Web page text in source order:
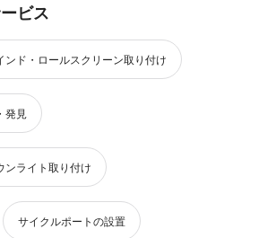
ビス
ンド・ロールスクリーン取り付け
発見
ンライト取り付け
サイクルポートの設置